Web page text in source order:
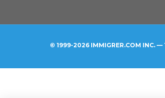
© 1999-2026 IMMIGRER.COM INC. —